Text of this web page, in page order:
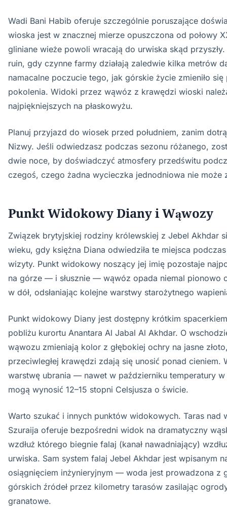
Wadi Bani Habib oferuje szczególnie poruszające
wioska jest w znacznej mierze opuszczona od połowy
gliniane wieże powoli wracają do urwiska skąd
ruin, gdy czynne farmy działają zaledwie kilka metrów
namacalne poczucie tego, jak górskie życie zmieniło się
pokolenia. Widoki przez wąwóz z krawędzi wioski
najpiękniejszych na płaskowyżu.
Planuj przyjazd do wiosek przed południem, zanim
Nizwy. Jeśli odwiedzasz podczas sezonu różanego,
dwie noce, by doświadczyć atmosfery przedświtu
czegoś, czego żadna wycieczka jednodniowa nie może
Punkt Widokowy Diany i Wąwozy
Związek brytyjskiej rodziny królewskiej z Jebel Akhdar
wieku, gdy księżna Diana odwiedziła te miejsca
wizyty. Punkt widokowy noszący jej imię pozostaje
na górze — i słusznie — wąwóz opada niemal pionowo
w dół, odsłaniając kolejne warstwy starożytnego
Punkt widokowy Diany jest dostępny krótkim
pobliżu kurortu Anantara Al Jabal Al Akhdar. O
wąwozu zmieniają kolor z głębokiej ochry na jasne
przeciwległej krawędzi zdają się unosić ponad cieniem.
warstwę ubrania — nawet w październiku temperatury w
mogą wynosić 12–15 stopni Celsjusza o świcie.
Warto szukać i innych punktów widokowych. Taras nad
Szuraija oferuje bezpośredni widok na dramatyczny
wzdłuż którego biegnie falaj (kanał nawadniający)
urwiska. Sam system falaj Jebel Akhdar jest wpisanym
osiągnięciem inżynieryjnym — woda jest prowadzona z
górskich źródeł przez kilometry tarasów zasilając
granatowe.